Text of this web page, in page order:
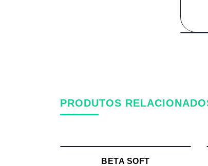
PRODUTOS
BETA SOFT